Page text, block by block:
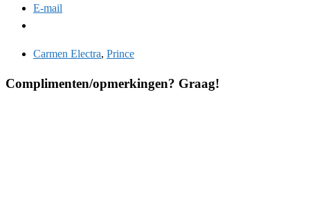
E-mail
Carmen Electra, Prince
Complimenten/opmerkingen? Graag!